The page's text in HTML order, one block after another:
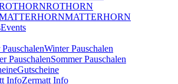
ROTHORN
MATTERHORN
Events
Winter Pauschalen
Sommer Pauschalen
Gutscheine
Zermatt Info